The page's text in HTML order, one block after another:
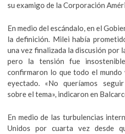
su examigo de la Corporación
En medio del escándalo, en el
la definición. Milei había
una vez finalizada la discusión por
pero la tensión fue
confirmaron lo que todo el mundo
eyectado. «No queríamos
sobre el tema», indicaron en
En medio de las turbulencias
Unidos por cuarta vez desde